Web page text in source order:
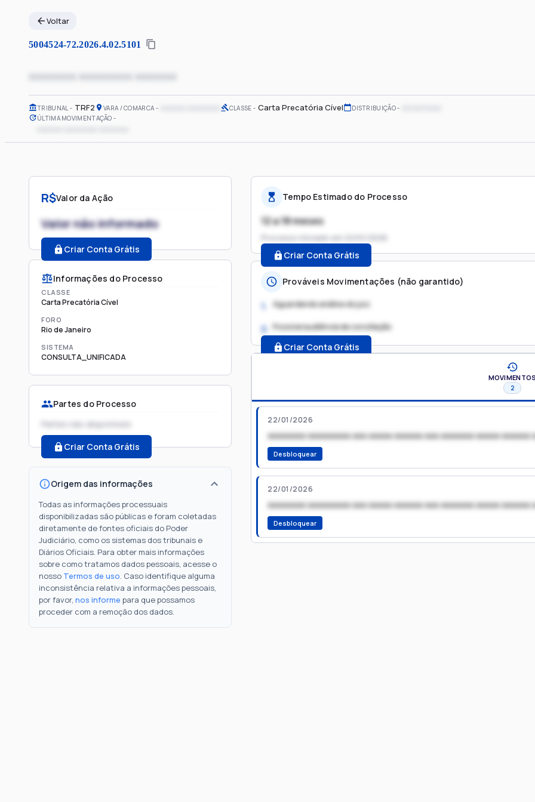
Voltar
5004524-72.2026.4.02.5101
xxxxxxxx xxxxxxxxx xxxxxxx
TRIBUNAL TRF2 VARA / COMARCA CLASSE Carta Precatória Cível DISTRIBUIÇÃO
ÚLTIMA MOVIMENTAÇÃO
R$Valor da Ação
Valor não informado
Criar Conta Grátis
Informações do Processo
CLASSE
Carta Precatória Cível
FORO
Rio de Janeiro
SISTEMA
CONSULTA_UNIFICADA
Partes do Processo
Partes não disponíveis
Criar Conta Grátis
Origem das informações
Todas as informações processuais
disponibilizadas são públicas e foram coletadas
diretamente de fontes oficiais do Poder
Judiciário, como os sistemas dos tribunais e
Diários Oficiais. Para obter mais informações
sobre como tratamos dados pessoais, acesse o
nosso Termos de uso. Caso identifique alguma
inconsistência relativa a informações pessoais,
por favor, nos informe para que possamos
proceder com a remoção dos dados.
Tempo Estimado do Processo
12 a 18 meses
Processo iniciado em
Criar Conta Grátis
Prováveis Movimentações (não garantido)
1. Aguardando análise do juiz
2. Possível audiência de conciliação
Criar Conta Grátis
MOVIMENTOS
2
22/01/2026
xxxxxxxx xxxxxxxxx xxx xxxxx xxxxxx xxx xxxxxxx xxxxx xxxxxx
Desbloquear
22/01/2026
xxxxxxxx xxxxxxxxx xxx xxxxx xxxxxx xxx xxxxxxx xxxxx xxxxxx
Desbloquear